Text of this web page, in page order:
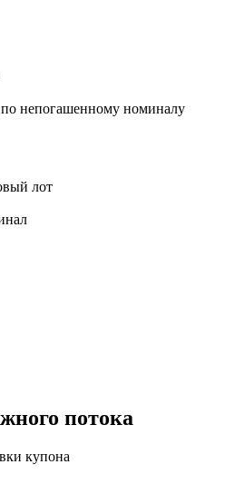
непогашенному номиналу
лот
потока
купона